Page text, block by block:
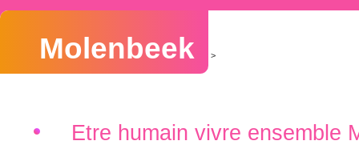
Molenbeek >
Etre humain vivre ensemble